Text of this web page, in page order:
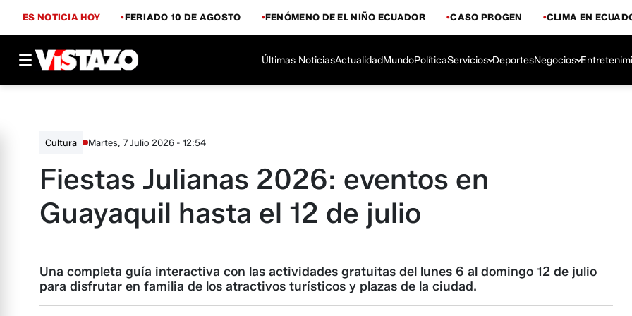
ES NOTICIA HOY FERIADO 10 DE AGOSTO FENÓMENO DE EL NIÑO ECUADOR CASO PROGEN CLIMA EN
Últimas NoticiasActualidadMundoPolíticaServicios DeportesNegocios
Cultura Martes, 7 Julio 2026 - 12:54
Fiestas Julianas 2026: eventos en
Guayaquil hasta el 12 de julio
Una completa guía interactiva con las actividades gratuitas del lunes 6 al domingo 12 de julio
para disfrutar en familia de los atractivos turísticos y plazas de la ciudad.